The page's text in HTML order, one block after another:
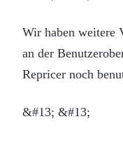
Wir haben weitere
an der
Repricer noch
&#13; &#13;